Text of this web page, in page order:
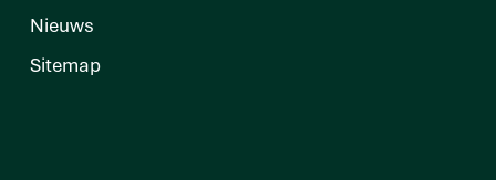
Nieuws
Sitemap